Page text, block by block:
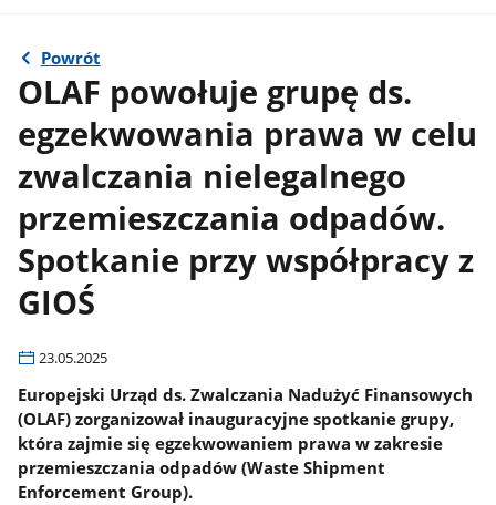
Powrót
OLAF powołuje grupę ds.
egzekwowania prawa w celu
zwalczania nielegalnego
przemieszczania odpadów.
Spotkanie przy współpracy z
GIOŚ
23.05.2025
Europejski Urząd ds. Zwalczania Nadużyć Finansowych
(OLAF) zorganizował inauguracyjne spotkanie grupy,
która zajmie się egzekwowaniem prawa w zakresie
przemieszczania odpadów (Waste Shipment
Enforcement Group).